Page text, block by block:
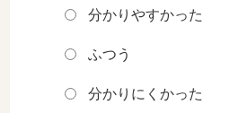
分かりやすかった
ふつう
分かりにくかった